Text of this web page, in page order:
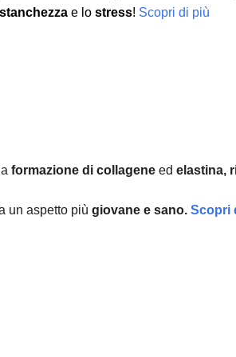
stanchezza e lostress! Scopri di più
formazione di collageneed elastina, r
un aspetto piùgiovane e sano.Scopri